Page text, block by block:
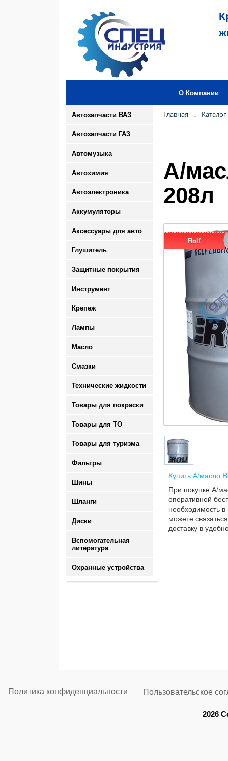
О Компании
Автозапчасти ВАЗ
Автозапчасти ГАЗ
Автомузыка
Автохимия
Автоэлектроника
Аккумуляторы
Аксессуары для авто
Глушитель
Защитные покрытия
Инструмент
Крепеж
Лампы
Масло
Смазки
Технические жидкости
Товары для покраски
Товары для ТО
Товары для туризма
Фильтры
Шины
Шланги
Диски
Вспомогательная
литература
Охранные устройства
Главная Каталог
А/
208л
Rolf
Купить А/масло
При покупке А/
оперативной
необходимость
можете
доставку в
Политика конфиденциальности Пользовательское
2026